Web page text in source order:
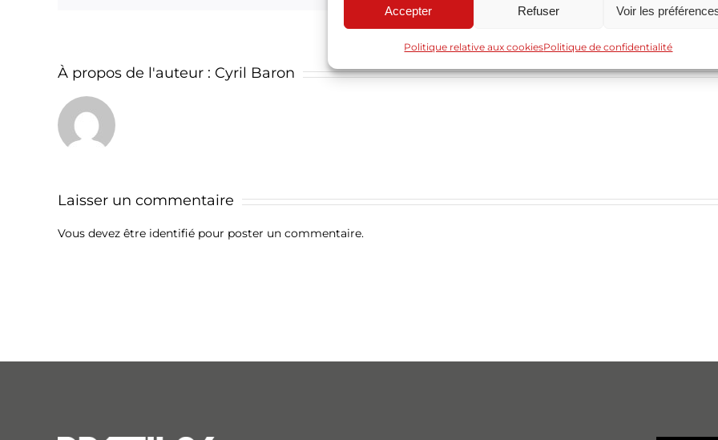
Accepter Refuser Voir les
Politique relative aux cookiesPolitique de confidentialité
À propos de l'auteur : Cyril Baron
Laisser un commentaire
Vous devez être identifié pour poster un commentaire.